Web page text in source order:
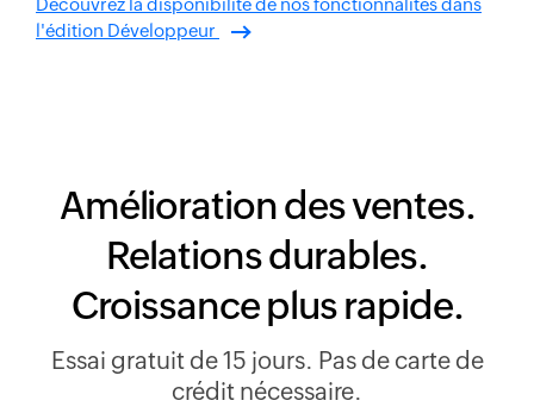
l'édition Développeur
Amélioration des ventes.
Relations durables.
Croissance plus rapide.
Essai gratuit de 15 jours. Pas de carte de
crédit nécessaire.